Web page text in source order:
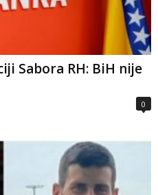
Sabora RH: BiH nije
0